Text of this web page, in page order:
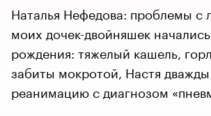
Наталья Нефедова: проблемы с
моих дочек-двойняшек
рождения: тяжелый кашель,
забиты мокротой, Настя
реанимацию с диагнозом